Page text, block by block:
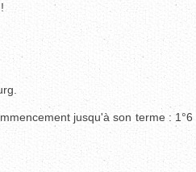
jusqu'à son terme :